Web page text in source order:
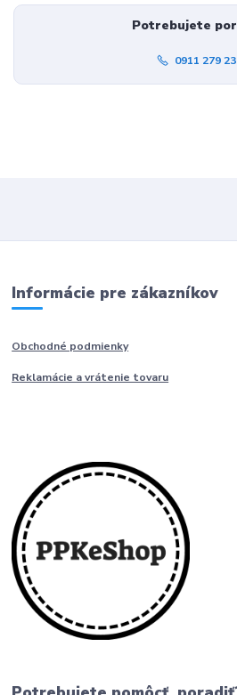
Potrebujete
0911 279
Informácie pre zákazníkov
Obchodné podmienky
Reklamácie a vrátenie tovaru